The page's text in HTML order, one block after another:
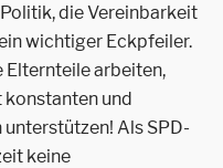
die Vereinbarkeit
wichtiger Eckpfeiler.
Elternteile arbeiten,
und
Als SPD-
keine